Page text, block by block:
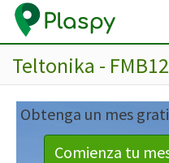
Teltonika -
Obtenga un mes
Comienza tu